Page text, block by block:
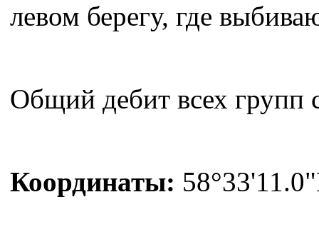
левом берегу, где
Общий дебит всех групп
Координаты: